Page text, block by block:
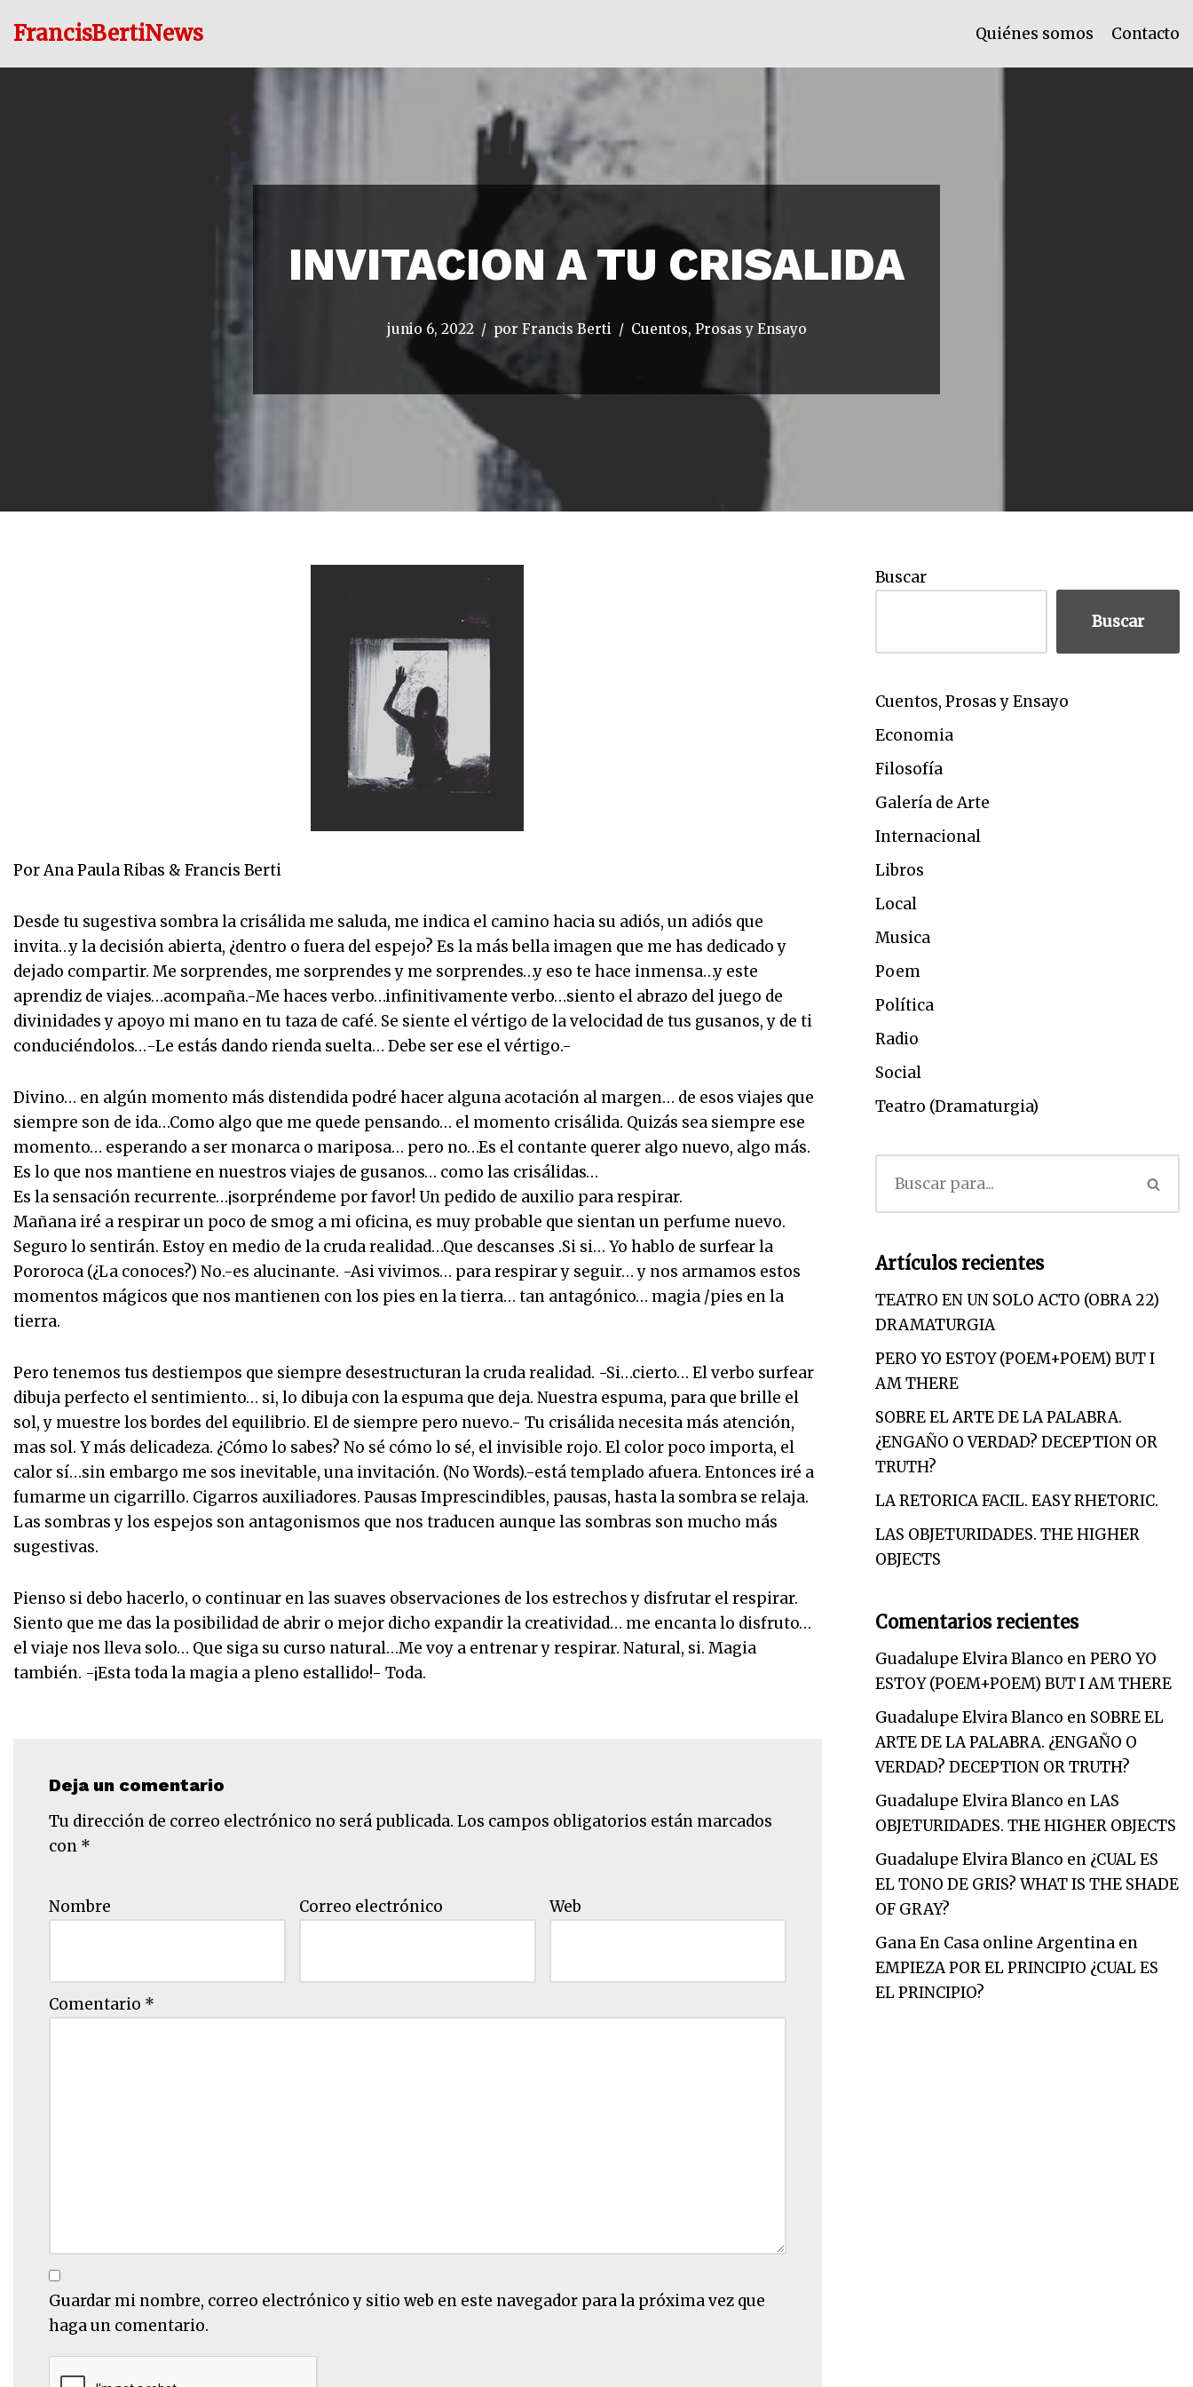
FrancisBertiNews Quiénes somos Contacto
INVITACION A TU CRISALIDA
junio 6, 2022 por Francis Berti Cuentos, Prosas y Ensayo
Por Ana Paula Ribas & Francis Berti
Desde tu sugestiva sombra la crisálida me saluda, me indica el camino hacia su adiós, un adiós que
invita…y la decisión abierta, ¿dentro o fuera del espejo? Es la más bella imagen que me has dedicado y
dejado compartir. Me sorprendes, me sorprendes y me sorprendes…y eso te hace inmensa…y este
aprendiz de viajes…acompaña.-Me haces verbo…infinitivamente verbo…siento el abrazo del juego de
divinidades y apoyo mi mano en tu taza de café. Se siente el vértigo de la velocidad de tus gusanos, y de ti
conduciéndolos…-Le estás dando rienda suelta… Debe ser ese el vértigo.-
Divino… en algún momento más distendida podré hacer alguna acotación al margen… de esos viajes que
siempre son de ida…Como algo que me quede pensando… el momento crisálida. Quizás sea siempre ese
momento… esperando a ser monarca o mariposa… pero no…Es el contante querer algo nuevo, algo más.
Es lo que nos mantiene en nuestros viajes de gusanos… como las crisálidas…
Es la sensación recurrente…¡sorpréndeme por favor! Un pedido de auxilio para respirar.
Mañana iré a respirar un poco de smog a mi oficina, es muy probable que sientan un perfume nuevo.
Seguro lo sentirán. Estoy en medio de la cruda realidad…Que descanses .Si si… Yo hablo de surfear la
Pororoca (¿La conoces?) No.-es alucinante. -Asi vivimos… para respirar y seguir… y nos armamos estos
momentos mágicos que nos mantienen con los pies en la tierra… tan antagónico… magia /pies en la
tierra.
Pero tenemos tus destiempos que siempre desestructuran la cruda realidad. -Si…cierto… El verbo surfear
dibuja perfecto el sentimiento… si, lo dibuja con la espuma que deja. Nuestra espuma, para que brille el
sol, y muestre los bordes del equilibrio. El de siempre pero nuevo.- Tu crisálida necesita más atención,
mas sol. Y más delicadeza. ¿Cómo lo sabes? No sé cómo lo sé, el invisible rojo. El color poco importa, el
calor sí…sin embargo me sos inevitable, una invitación. (No Words).-está templado afuera. Entonces iré a
fumarme un cigarrillo. Cigarros auxiliadores. Pausas Imprescindibles, pausas, hasta la sombra se relaja.
Las sombras y los espejos son antagonismos que nos traducen aunque las sombras son mucho más
sugestivas.
Pienso si debo hacerlo, o continuar en las suaves observaciones de los estrechos y disfrutar el respirar.
Siento que me das la posibilidad de abrir o mejor dicho expandir la creatividad… me encanta lo disfruto…
el viaje nos lleva solo… Que siga su curso natural…Me voy a entrenar y respirar. Natural, si. Magia
también. -¡Esta toda la magia a pleno estallido!- Toda.
Deja un comentario
Tu dirección de correo electrónico no será publicada. Los campos obligatorios están marcados
con *
Nombre Correo electrónico Web
Comentario *
Guardar mi nombre, correo electrónico y sitio web en este navegador para la próxima vez que
haga un comentario.
Buscar
Buscar
Cuentos, Prosas y Ensayo
Economia
Filosofía
Galería de Arte
Internacional
Libros
Local
Musica
Poem
Política
Radio
Social
Teatro (Dramaturgia)
Artículos recientes
TEATRO EN UN SOLO ACTO (OBRA 22)
DRAMATURGIA
PERO YO ESTOY (POEM+POEM) BUT I
AM THERE
SOBRE EL ARTE DE LA PALABRA.
¿ENGAÑO O VERDAD? DECEPTION OR
TRUTH?
LA RETORICA FACIL. EASY RHETORIC.
LAS OBJETURIDADES. THE HIGHER
OBJECTS
Comentarios recientes
Guadalupe Elvira Blanco enPERO YO
ESTOY (POEM+POEM) BUT I AM THERE
Guadalupe Elvira Blanco en SOBRE EL
ARTE DE LA PALABRA. ¿ENGAÑO O
VERDAD? DECEPTION OR TRUTH?
Guadalupe Elvira Blanco enLAS
OBJETURIDADES. THE HIGHER OBJECTS
Guadalupe Elvira Blanco en ¿CUAL ES
EL TONO DE GRIS? WHAT IS THE SHADE
OF GRAY?
Gana En Casa online Argentinaen
EMPIEZA POR EL PRINCIPIO ¿CUAL ES
EL PRINCIPIO?